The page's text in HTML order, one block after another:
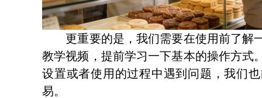
更重要的是，我们需要在使用前了解
教学视频，提前学习一下基本的操作方式
设置或者使用的过程中遇到问题，我们
易。